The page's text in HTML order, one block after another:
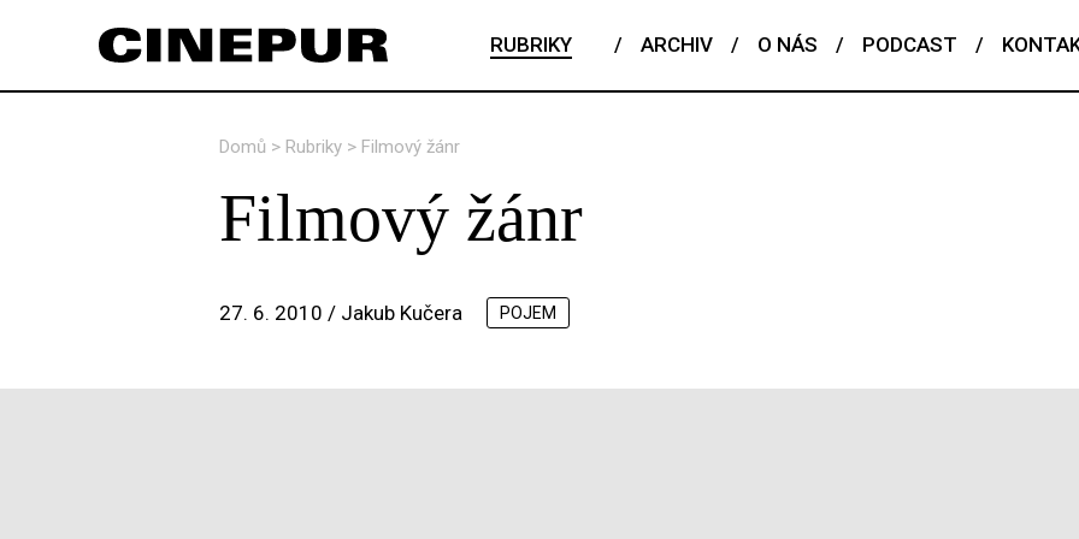
RUBRIKY / ARCHIV / O NÁS / PODCAST /
Domů > Rubriky > Filmový žánr
Filmový žánr
27. 6. 2010 / Jakub Kučera POJEM